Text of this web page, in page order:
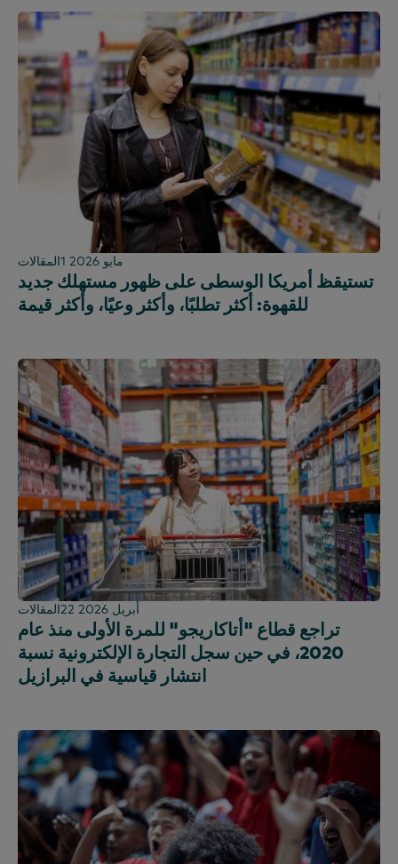
المقالات 1 مايو 2026
تستيقظ أمريكا الوسطى على ظهور مستهلك جديد
للقهوة: أكثر تطلبًا، وأكثر وعيًا، وأكثر قيمة
المقالات 22 أبريل 2026
تراجع قطاع "أتاكاريجو" للمرة الأولى منذ عام
2020، في حين سجل التجارة الإلكترونية نسبة
انتشار قياسية في البرازيل